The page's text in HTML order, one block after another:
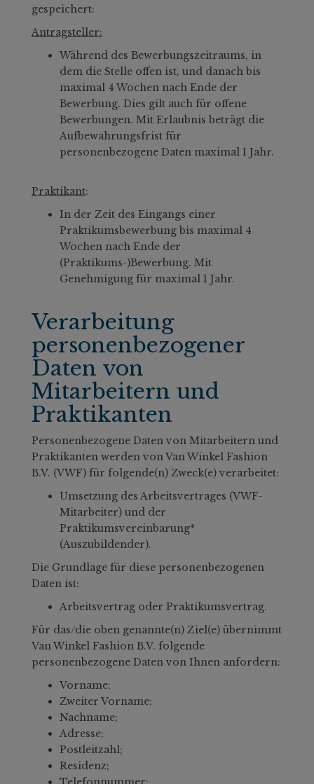
gespeichert:
Antragsteller:
Während des Bewerbungszeitraums, in
dem die Stelle offen ist, und danach bis
maximal 4 Wochen nach Ende der
Bewerbung. Dies gilt auch für offene
Bewerbungen. Mit Erlaubnis beträgt die
Aufbewahrungsfrist für
personenbezogene Daten maximal 1 Jahr.
Praktikant:
In der Zeit des Eingangs einer
Praktikumsbewerbung bis maximal 4
Wochen nach Ende der
(Praktikums-)Bewerbung. Mit
Genehmigung für maximal 1 Jahr.
Verarbeitung
personenbezogener
Daten von
Mitarbeitern und
Praktikanten
Personenbezogene Daten von Mitarbeitern und
Praktikanten werden von Van Winkel Fashion
B.V. (VWF) für folgende(n) Zweck(e) verarbeitet:
Umsetzung des Arbeitsvertrages (VWF-
Mitarbeiter) und der
Praktikumsvereinbarung*
(Auszubildender).
Die Grundlage für diese personenbezogenen
Daten ist:
Arbeitsvertrag oder Praktikumsvertrag.
Für das/die oben genannte(n) Ziel(e) übernimmt
Van Winkel Fashion B.V. folgende
personenbezogene Daten von Ihnen anfordern:
Vorname;
Zweiter Vorname;
Nachname;
Adresse;
Postleitzahl;
Residenz;